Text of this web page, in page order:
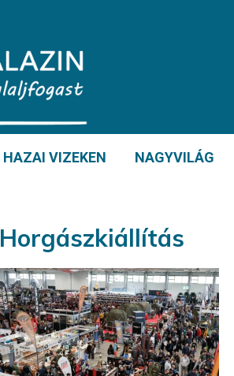
HAZAI VIZEKEN NAGYVILÁG
Horgászkiállítás